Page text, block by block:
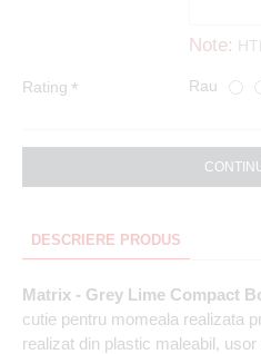
Note:
Rating Rau
DESCRIERE PRODUS
Matrix - Grey Lime Compact
cutie pentru momeala realizata
realizat din plastic maleabil,